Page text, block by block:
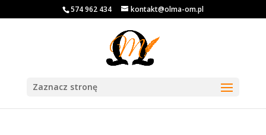
574 962 434 kontakt@olma-om.pl
Zaznacz stronę